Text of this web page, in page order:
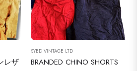
レザ
SYED VINTAGE LTD
BRANDED CHINO SHORTS